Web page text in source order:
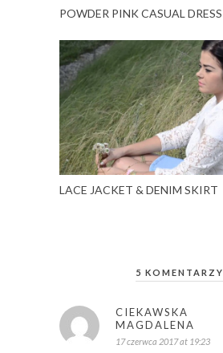
POWDER PINK CASUAL DRESS
LACE JACKET & DENIM SKIRT
5 KOMENTARZY
CIEKAWSKA
MAGDALENA
17 czerwca 2017 at 19:23